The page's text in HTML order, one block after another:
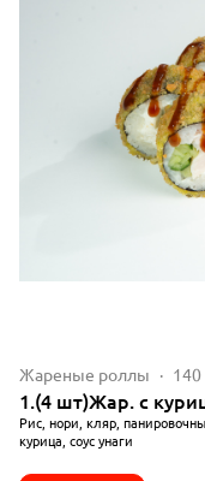
Жареные роллы 140
1.(4 шт)Жар. с
Рис, нори, кляр,
курица, соус унаги